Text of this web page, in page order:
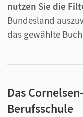
nutzen Sie die
Bundesland
das gewählte
Das
Berufsschule